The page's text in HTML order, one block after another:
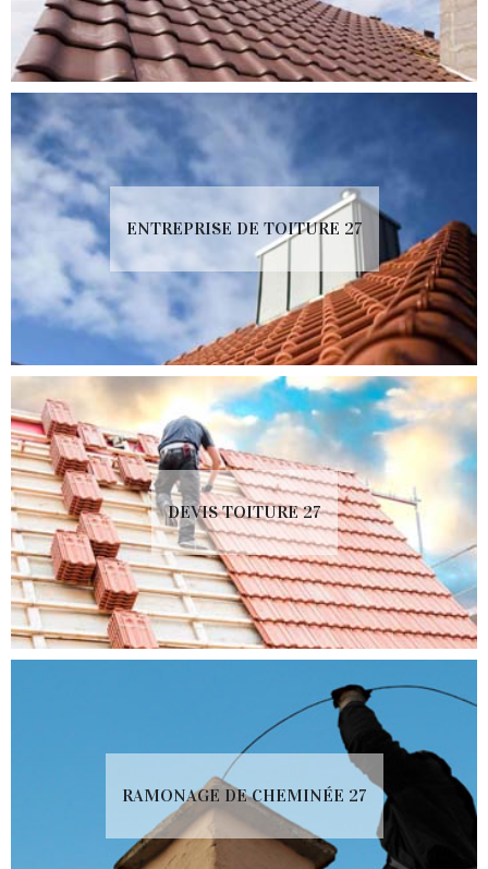
ENTREPRISE DE TOITURE 27
DEVIS TOITURE 27
RAMONAGE DE CHEMINÉE 27